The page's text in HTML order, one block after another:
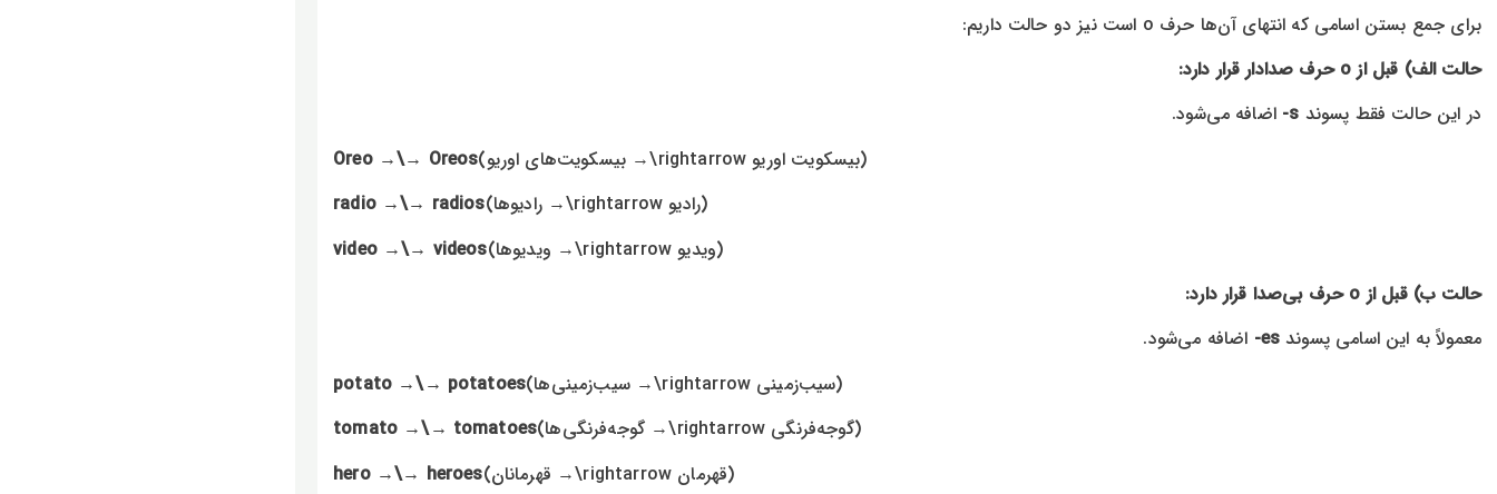
برای جمع بستن اسامی که انتهای آن‌ها حرف o است نیز دو حالت داریم:
حالت الف) قبل از o حرف صدادار قرار دارد:
در این حالت فقط پسوند s- اضافه می‌شود.
Oreo →\→ Oreos
(بیسکویت اوریو \rightarrow
→ بیسکویت‌های اوریو)
radio →\→ radios
(رادیو \rightarrow
→ رادیوها)
video →\→ videos
(ویدیو \rightarrow
→ ویدیوها)
حالت ب) قبل از o حرف بی‌صدا قرار دارد:
معمولاً به این اسامی پسوند es- اضافه می‌شود.
potato →\→ potatoes
(سیب‌زمینی \rightarrow
→ سیب‌زمینی‌ها)
tomato →\→ tomatoes
(گوجه‌فرنگی \rightarrow
→ گوجه‌فرنگی‌ها)
hero →\→ heroes
(قهرمان \rightarrow → قهرمانان)